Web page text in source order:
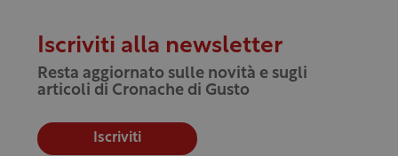
Iscriviti alla newsletter
Resta aggiornato sulle novità e sugli
articoli di Cronache di Gusto
Iscriviti